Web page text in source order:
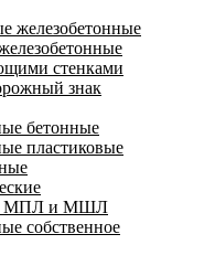
железобетонные
стенками
знак
бетонные
пластиковые
МПЛ и МШЛ
собственное